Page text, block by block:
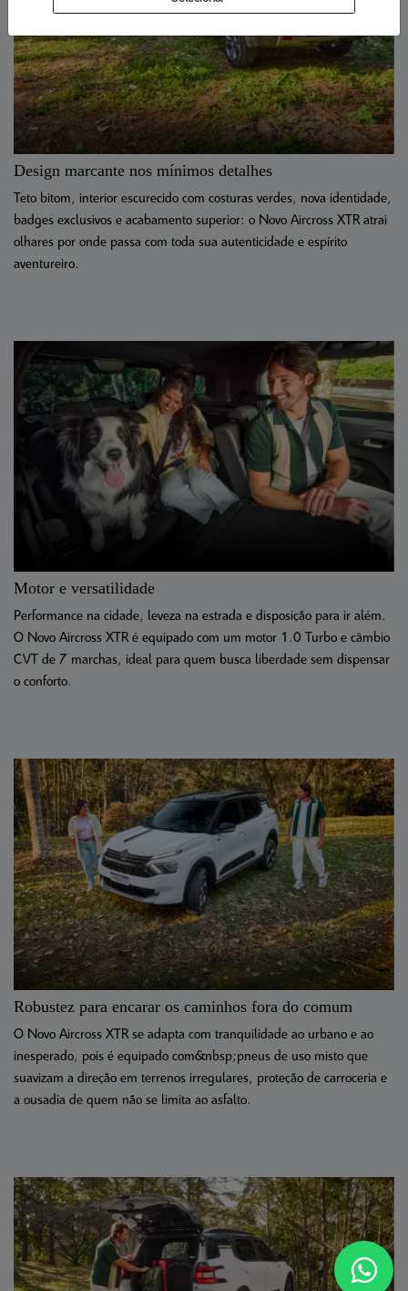
Design marcante nos mínimos detalhes
Teto bitom, interior escurecido com costuras verdes, nova identidade,
badges exclusivos e acabamento superior: o Novo Aircross XTR atrai
olhares por onde passa com toda sua autenticidade e espírito
aventureiro.
Motor e versatilidade
Performance na cidade, leveza na estrada e disposição para ir além.
O Novo Aircross XTR é equipado com um motor 1.0 Turbo e câmbio
CVT de 7 marchas, ideal para quem busca liberdade sem dispensar
o conforto.
Robustez para encarar os caminhos fora do comum
O Novo Aircross XTR se adapta com tranquilidade ao urbano e ao
inesperado, pois é equipado com&nbsp;pneus de uso misto que
suavizam a direção em terrenos irregulares, proteção de carroceria e
a ousadia de quem não se limita ao asfalto.